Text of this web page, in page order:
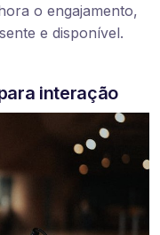
o engajamento,
e disponível.
interação